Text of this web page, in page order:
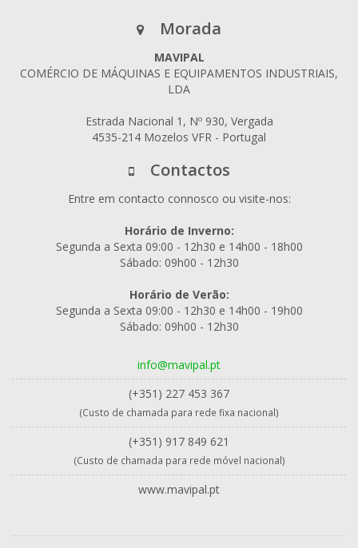
Morada
MAVIPAL
COMÉRCIO DE MÁQUINAS E EQUIPAMENTOS INDUSTRIAIS,
LDA
Estrada Nacional 1, Nº 930, Vergada
4535-214 Mozelos VFR - Portugal
Contactos
Entre em contacto connosco ou visite-nos:
Horário de Inverno:
Segunda a Sexta 09:00 - 12h30 e 14h00 - 18h00
Sábado: 09h00 - 12h30
Horário de Verão:
Segunda a Sexta 09:00 - 12h30 e 14h00 - 19h00
Sábado: 09h00 - 12h30
info@mavipal.pt
(+351) 227 453 367
(Custo de chamada para rede fixa nacional)
(+351) 917 849 621
(Custo de chamada para rede móvel nacional)
www.mavipal.pt